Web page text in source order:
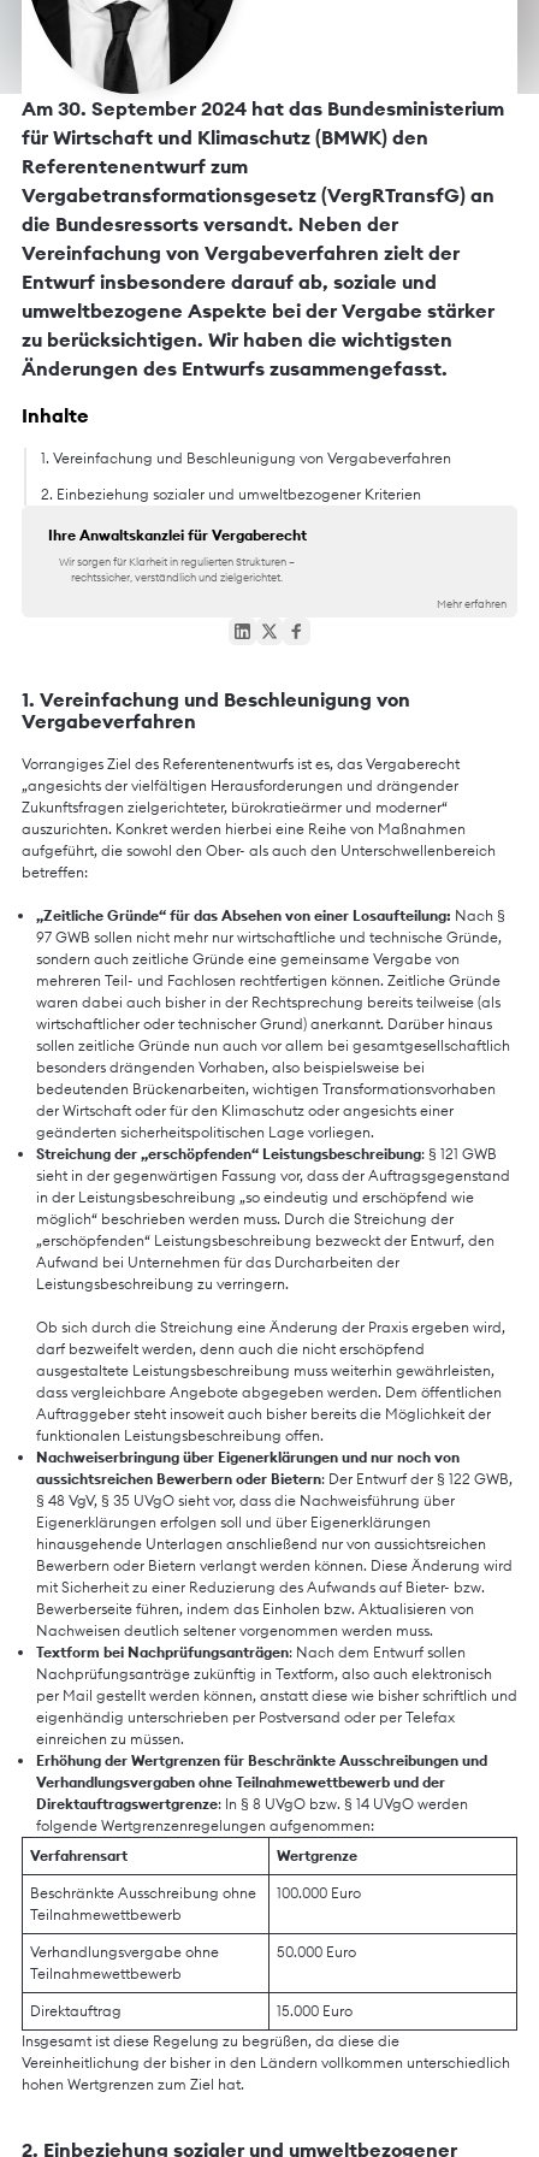
Am 30. September 2024 hat das Bundesministerium
für Wirtschaft und Klimaschutz (BMWK) den
Referentenentwurf zum
Vergabetransformationsgesetz (VergRTransfG) an
die Bundesressorts versandt. Neben der
Vereinfachung von Vergabeverfahren zielt der
Entwurf insbesondere darauf ab, soziale und
umweltbezogene Aspekte bei der Vergabe stärker
zu berücksichtigen. Wir haben die wichtigsten
Änderungen des Entwurfs zusammengefasst.
Inhalte
1. Vereinfachung und Beschleunigung von Vergabeverfahren
2. Einbeziehung sozialer und umweltbezogener Kriterien
Ihre Anwaltskanzlei für Vergaberecht
Wir sorgen für Klarheit in regulierten Strukturen –
rechtssicher, verständlich und zielgerichtet.
Mehr erfahren
1. Vereinfachung und Beschleunigung von
Vergabeverfahren
Vorrangiges Ziel des Referentenentwurfs ist es, das Vergaberecht
„angesichts der vielfältigen Herausforderungen und drängender
Zukunftsfragen zielgerichteter, bürokratieärmer und moderner“
auszurichten. Konkret werden hierbei eine Reihe von Maßnahmen
aufgeführt, die sowohl den Ober- als auch den Unterschwellenbereich
betreffen:
„Zeitliche Gründe“ für das Absehen von einer Losaufteilung: Nach §
97 GWB sollen nicht mehr nur wirtschaftliche und technische Gründe,
sondern auch zeitliche Gründe eine gemeinsame Vergabe von
mehreren Teil- und Fachlosen rechtfertigen können. Zeitliche Gründe
waren dabei auch bisher in der Rechtsprechung bereits teilweise (als
wirtschaftlicher oder technischer Grund) anerkannt. Darüber hinaus
sollen zeitliche Gründe nun auch vor allem bei gesamtgesellschaftlich
besonders drängenden Vorhaben, also beispielsweise bei
bedeutenden Brückenarbeiten, wichtigen Transformationsvorhaben
der Wirtschaft oder für den Klimaschutz oder angesichts einer
geänderten sicherheitspolitischen Lage vorliegen.
Streichung der „erschöpfenden“ Leistungsbeschreibung: § 121 GWB
sieht in der gegenwärtigen Fassung vor, dass der Auftragsgegenstand
in der Leistungsbeschreibung „so eindeutig und erschöpfend wie
möglich“ beschrieben werden muss. Durch die Streichung der
„erschöpfenden“ Leistungsbeschreibung bezweckt der Entwurf, den
Aufwand bei Unternehmen für das Durcharbeiten der
Leistungsbeschreibung zu verringern.
Ob sich durch die Streichung eine Änderung der Praxis ergeben wird,
darf bezweifelt werden, denn auch die nicht erschöpfend
ausgestaltete Leistungsbeschreibung muss weiterhin gewährleisten,
dass vergleichbare Angebote abgegeben werden. Dem öffentlichen
Auftraggeber steht insoweit auch bisher bereits die Möglichkeit der
funktionalen Leistungsbeschreibung offen.
Nachweiserbringung über Eigenerklärungen und nur noch von
aussichtsreichen Bewerbern oder Bietern: Der Entwurf der § 122 GWB,
§ 48 VgV, § 35 UVgO sieht vor, dass die Nachweisführung über
Eigenerklärungen erfolgen soll und über Eigenerklärungen
hinausgehende Unterlagen anschließend nur von aussichtsreichen
Bewerbern oder Bietern verlangt werden können. Diese Änderung wird
mit Sicherheit zu einer Reduzierung des Aufwands auf Bieter- bzw.
Bewerberseite führen, indem das Einholen bzw. Aktualisieren von
Nachweisen deutlich seltener vorgenommen werden muss.
Textform bei Nachprüfungsanträgen: Nach dem Entwurf sollen
Nachprüfungsanträge zukünftig in Textform, also auch elektronisch
per Mail gestellt werden können, anstatt diese wie bisher schriftlich und
eigenhändig unterschrieben per Postversand oder per Telefax
einreichen zu müssen.
Erhöhung der Wertgrenzen für Beschränkte Ausschreibungen und
Verhandlungsvergaben ohne Teilnahmewettbewerb und der
Direktauftragswertgrenze: In § 8 UVgO bzw. § 14 UVgO werden
folgende Wertgrenzenregelungen aufgenommen:
Verfahrensart
Wertgrenze
Beschränkte Ausschreibung ohne
Teilnahmewettbewerb
100.000 Euro
Verhandlungsvergabe ohne
Teilnahmewettbewerb
50.000 Euro
Direktauftrag
15.000 Euro
Insgesamt ist diese Regelung zu begrüßen, da diese die
Vereinheitlichung der bisher in den Ländern vollkommen unterschiedlich
hohen Wertgrenzen zum Ziel hat.
2. Einbeziehung sozialer und umweltbezogener